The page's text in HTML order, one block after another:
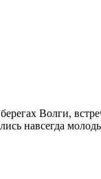
Волги,
навсегда